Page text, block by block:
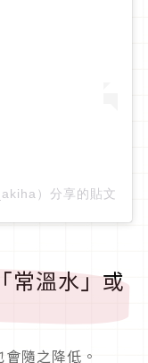
）分享的貼文
常溫水」或
隨之降低。